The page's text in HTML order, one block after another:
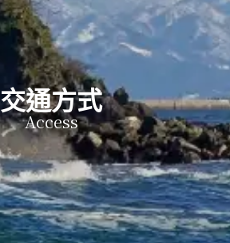
交通方式
Access